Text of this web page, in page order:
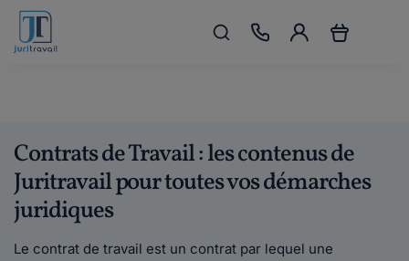
Contrats de Travail : les contenus de
Juritravail pour toutes vos démarches
juridiques
Le contrat de travail est un contrat par lequel une